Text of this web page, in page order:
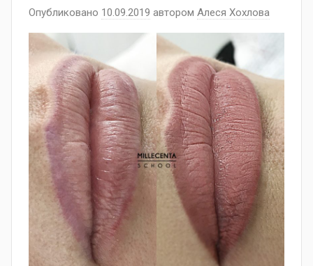
Опубликовано 10.09.2019 автором Алеся Хохлова